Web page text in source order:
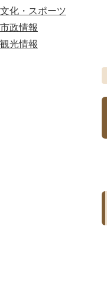
文化・スポーツ
市政情報
観光情報